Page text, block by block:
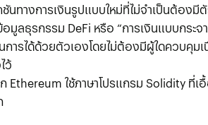
ทางการเงินรูปแบบใหม่ที่ไม่จําเป็นต้อง
ลธุรกรรม DeFi หรือ “การเงินแบบกระจ
ารได้ด้วยตัวเองโดยไม่ต้องมีผู้ใดควบคุ
ว้
ใช้ภาษาโปรแกรม Solidity ที่